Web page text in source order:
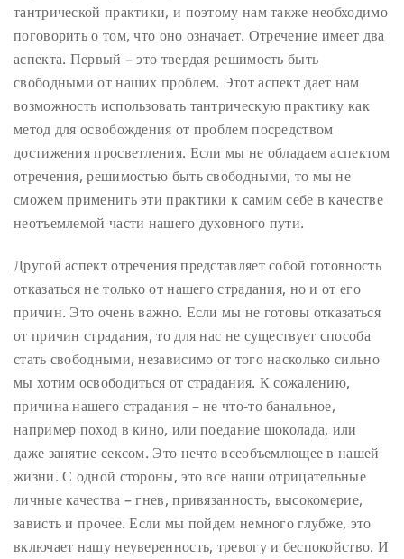
тантрической практики, и поэтому нам также необходимо
поговорить о том, что оно означает. Отречение имеет два
аспекта. Первый – это твердая решимость быть
свободными от наших проблем. Этот аспект дает нам
возможность использовать тантрическую практику как
метод для освобождения от проблем посредством
достижения просветления. Если мы не обладаем аспектом
отречения, решимостью быть свободными, то мы не
сможем применить эти практики к самим себе в качестве
неотъемлемой части нашего духовного пути.
Другой аспект отречения представляет собой готовность
отказаться не только от нашего страдания, но и от его
причин. Это очень важно. Если мы не готовы отказаться
от причин страдания, то для нас не существует способа
стать свободными, независимо от того насколько сильно
мы хотим освободиться от страдания. К сожалению,
причина нашего страдания – не что-то банальное,
например поход в кино, или поедание шоколада, или
даже занятие сексом. Это нечто всеобъемлющее в нашей
жизни. С одной стороны, это все наши отрицательные
личные качества – гнев, привязанность, высокомерие,
зависть и прочее. Если мы пойдем немного глубже, это
включает нашу неуверенность, тревогу и беспокойство. И